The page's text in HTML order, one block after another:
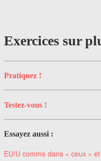
Exercices sur
Pratiquez !
Testez-vous !
Essayez aussi :
EU/U comme dans « ceux »